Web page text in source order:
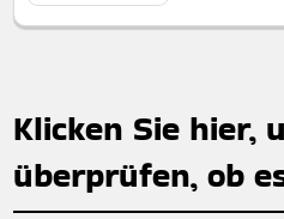
Klicken Sie hier,
überprüfen, ob